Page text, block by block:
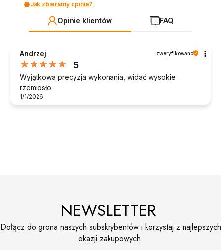
Jak zbieramy opinie?
Opinie klientów FAQ
Andrzej zweryfikowano
5
Wyjątkowa precyzja wykonania, widać wysokie
rzemiosło.
1/1/2026
NEWSLETTER
Dołącz do grona naszych subskrybentów i korzystaj z najlepszych
okazji zakupowych